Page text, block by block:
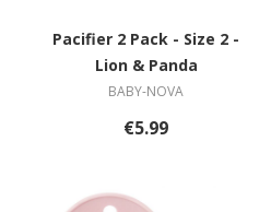
Pacifier 2 Pack - Size 2 -
Lion & Panda
BABY-NOVA
€5.99